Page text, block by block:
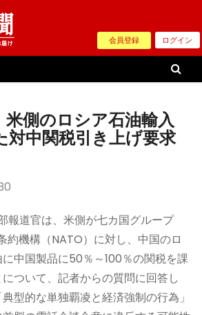
会員登録 ログイン
米側のロシア石油輸入
対中関税引き上げ要求
報道官は、米側が七カ国グループ
約機構（NATO）に対し、中国のロ
中国製品に50％～100％の関税を課
ついて、記者からの質問に回答し
型的な単独覇凌と経済強制の行為」